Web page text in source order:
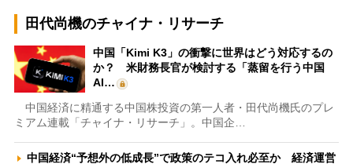
田代尚機のチャイナ・リサーチ
中国「Kimi K3」の衝撃に世界はどう対応するの
か？ 米財務長官が検討する「蒸留を行う中国
AI…
中国経済に精通する中国株投資の第一人者・田代尚機氏のプレ
ミアム連載「チャイナ・リサーチ」。中国企…
中国経済“予想外の低成長”で政策のテコ入れ必至か 経済運営